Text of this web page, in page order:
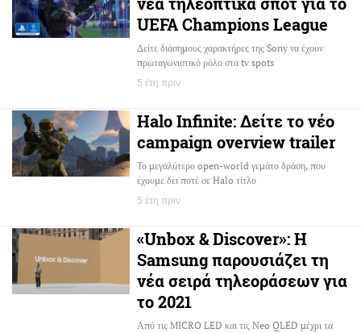
UEFA Champions League
Δείτε διάσημους χαρακτήρες της Sony να έχουν
πρωταγωνιστικό ρόλο στα tv spots
5 έτη πριν
Halo Infinite: Δείτε το νέο
campaign overview trailer
Το μεγαλύτερο open-world γεμάτο δράση, που
έχουμε δει ποτέ σε Halo τίτλο
5 έτη πριν
«Unbox & Discover»: H
Samsung παρουσιάζει τη
νέα σειρά τηλεοράσεων για
το 2021
Από τις MICRO LED και τις Neo QLED μέχρι τα